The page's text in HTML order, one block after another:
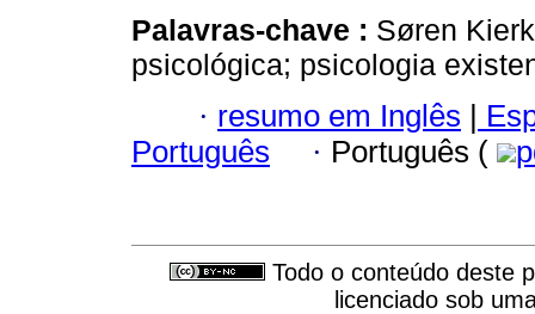
Palavras-chave : Søren
psicológica; psicologia
· resumo em Inglês |
Português
· Português (
Todo o conteúdo deste
licenciado sob